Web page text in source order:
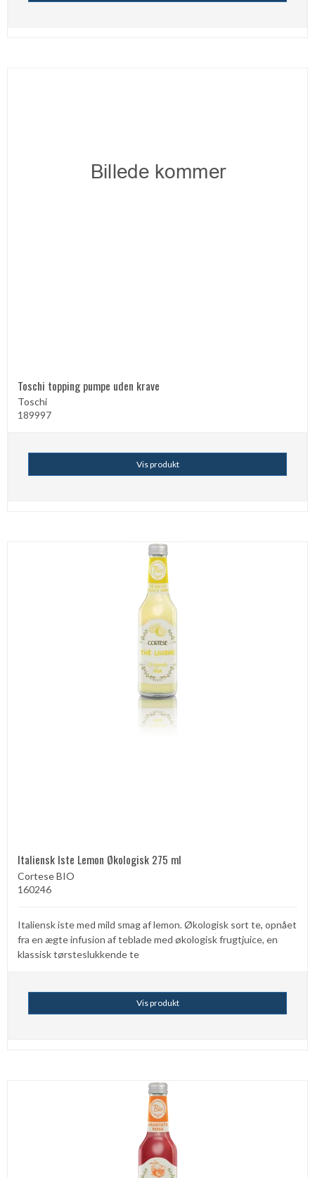
Toschi topping pumpe uden krave
Toschi
189997
Vis produkt
Italiensk Iste Lemon Økologisk 275 ml
Cortese BIO
160246
Italiensk iste med mild smag af lemon. Økologisk sort te, opnået
fra en ægte infusion af teblade med økologisk frugtjuice, en
klassisk tørsteslukkende te
Vis produkt